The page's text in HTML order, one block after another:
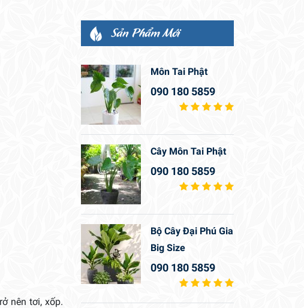
nên tơi, xốp.
Sản Phẩm Mới
Môn Tai Phật
090 180 5859
Cây Môn Tai Phật
090 180 5859
Bộ Cây Đại Phú Gia
Big Size
090 180 5859